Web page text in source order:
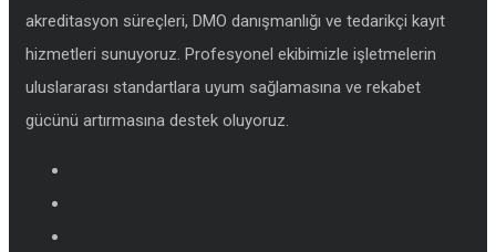
akreditasyon süreçleri, DMO danışmanlığı ve tedarikçi kayıt
hizmetleri sunuyoruz. Profesyonel ekibimizle işletmelerin
uluslararası standartlara uyum sağlamasına ve rekabet
gücünü artırmasına destek oluyoruz.